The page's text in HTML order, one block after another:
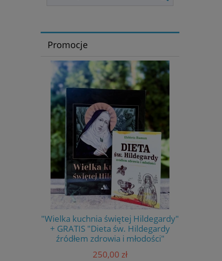
Promocje
"Wielka kuchnia świętej Hildegardy"
+ GRATIS "Dieta św. Hildegardy
źródłem zdrowia i młodości"
250,00 zł